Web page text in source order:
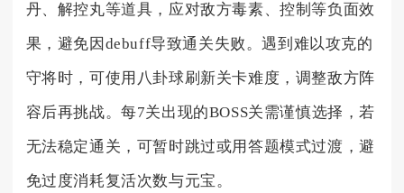
丹、解控丸等道具，应对敌方毒素、控制等负面效
果，避免因debuff导致通关失败。遇到难以攻克的
守将时，可使用八卦球刷新关卡难度，调整敌方阵
容后再挑战。每7关出现的BOSS关需谨慎选择，若
无法稳定通关，可暂时跳过或用答题模式过渡，避
免过度消耗复活次数与元宝。